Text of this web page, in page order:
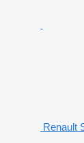
Renault